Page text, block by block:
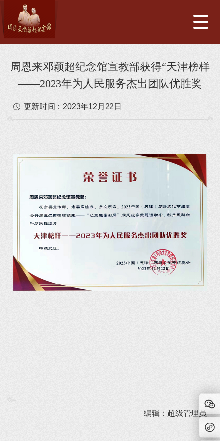
周恩来邓颖超纪念馆宣教部获得“天津榜样
——2023年为人民服务杰出团队优胜奖
更新时间： 2023年12月22日
编辑：超级管理员